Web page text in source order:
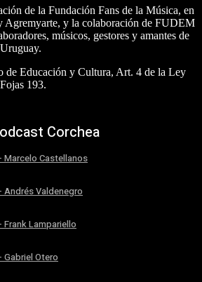
de la Fundación Fans de la Música, en
Agremyarte, y la colaboración de FUDEM
músicos, gestores y amantes de
de Educación y Cultura, Art. 4 de la Ley
193.
Corchea
Marcelo Castellanos
Andrés Valdenegro
Frank Lampariello
Gabriel Otero